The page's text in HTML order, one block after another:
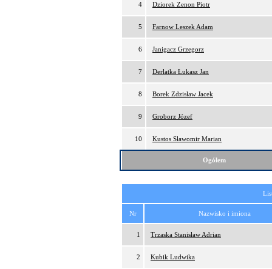
4 Dziorek Zenon Piotr
5 Farnow Leszek Adam
6 Janigacz Grzegorz
7 Derlatka Łukasz Jan
8 Borek Zdzisław Jacek
9 Groborz Józef
10 Kustos Sławomir Marian
Ogółem
Nr Nazwisko i imiona
1 Trzaska Stanisław Adrian
2 Kubik Ludwika